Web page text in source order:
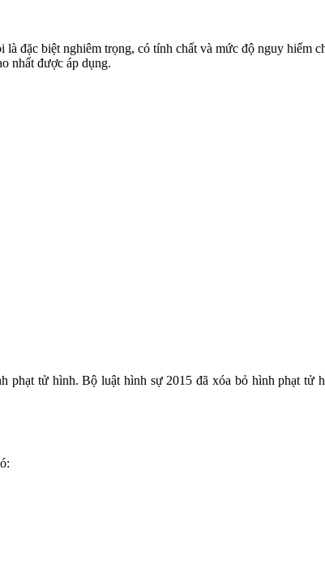
đặc biệt nghiêm trọng, có tính chất và mức độ nguy hiểm
nhất được áp dụng.
tử hình. Bộ luật hình sự 2015 đã xóa bỏ hình phạt tử